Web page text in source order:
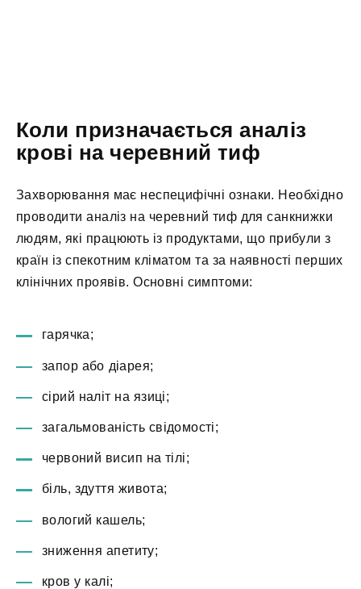
Коли призначається аналіз
крові на черевний тиф
Захворювання має неспецифічні ознаки. Необхідно
проводити аналіз на черевний тиф для санкнижки
людям, які працюють із продуктами, що прибули з
країн із спекотним кліматом та за наявності перших
клінічних проявів. Основні симптоми:
гарячка;
запор або діарея;
сірий наліт на язиці;
загальмованість свідомості;
червоний висип на тілі;
біль, здуття живота;
вологий кашель;
зниження апетиту;
кров у калі;